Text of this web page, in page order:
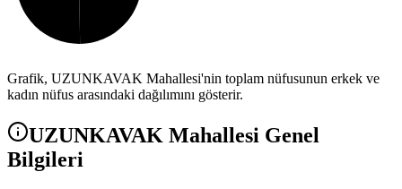
Grafik, UZUNKAVAK Mahallesi'nin toplam nüfusunun erkek ve
kadın nüfus arasındaki dağılımını gösterir.
UZUNKAVAK Mahallesi Genel
Bilgileri